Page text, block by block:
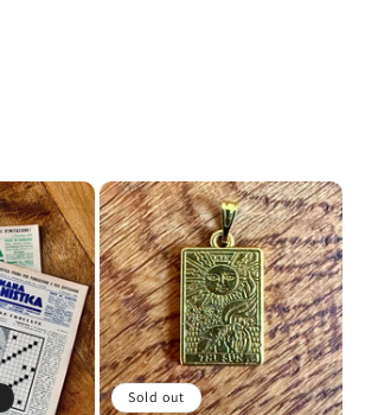
Sold out